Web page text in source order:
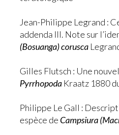
Jean-Philippe Legrand :
addenda III. Note sur
(Bosuanga) corusca
Gilles Flutsch : Une
Pyrrhopoda Kraatz 1880
Philippe Le Gall :
espèce de Campsiura